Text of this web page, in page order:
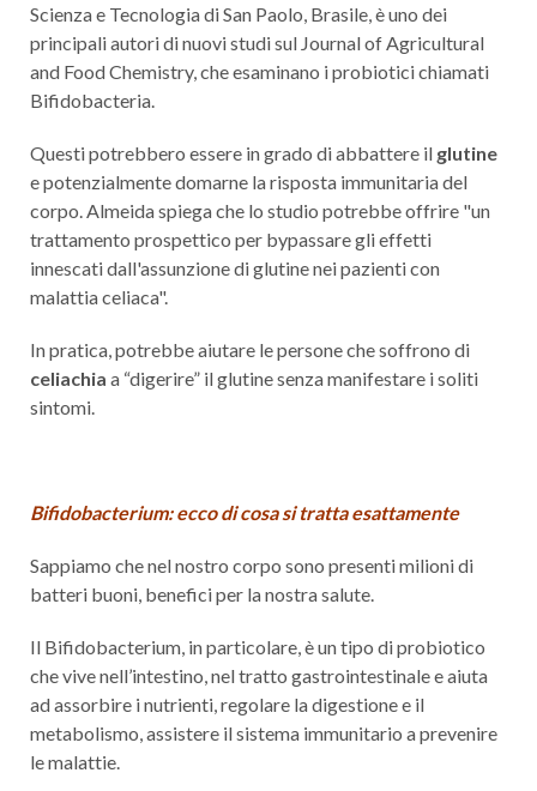
Scienza e Tecnologia di San Paolo, Brasile, è uno dei
principali autori di nuovi studi sul Journal of Agricultural
and Food Chemistry, che esaminano i probiotici chiamati
Bifidobacteria.
Questi potrebbero essere in grado di abbattere il glutine
e potenzialmente domarne la risposta immunitaria del
corpo. Almeida spiega che lo studio potrebbe offrire "un
trattamento prospettico per bypassare gli effetti
innescati dall'assunzione di glutine nei pazienti con
malattia celiaca".
In pratica, potrebbe aiutare le persone che soffrono di
celiachia a “digerire” il glutine senza manifestare i soliti
sintomi.
Bifidobacterium: ecco di cosa si tratta esattamente
Sappiamo che nel nostro corpo sono presenti milioni di
batteri buoni, benefici per la nostra salute.
Il Bifidobacterium, in particolare, è un tipo di probiotico
che vive nell’intestino, nel tratto gastrointestinale e aiuta
ad assorbire i nutrienti, regolare la digestione e il
metabolismo, assistere il sistema immunitario a prevenire
le malattie.